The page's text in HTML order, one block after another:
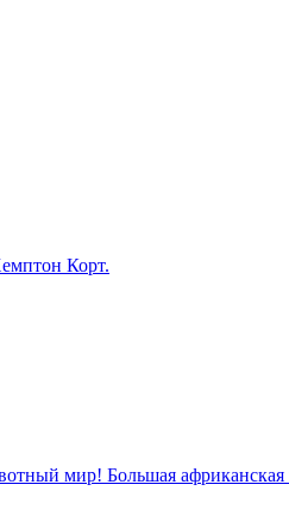
Корт.
мир! Большая африканская